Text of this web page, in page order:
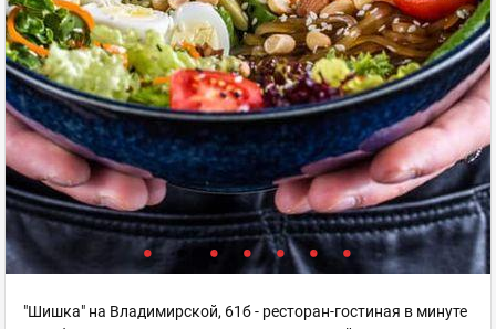
"Шишка" на Владимирской, 61б - ресторан-гостиная в минуте